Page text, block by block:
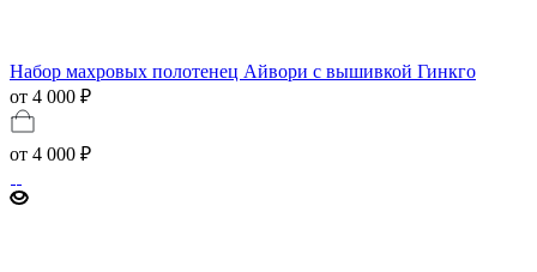
Набор махровых полотенец Айвори с вышивкой Гинкго
от 4 000 ₽
от 4 000 ₽